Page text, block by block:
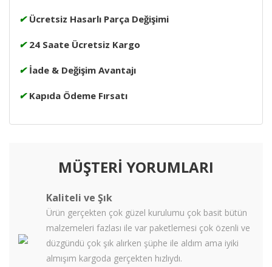
✔ Ücretsiz Hasarlı Parça Değişimi
✔ 24 Saate Ücretsiz Kargo
✔ İade & Değişim Avantajı
✔ Kapıda Ödeme Fırsatı
MÜŞTERİ YORUMLARI
Kaliteli ve Şık
Ürün gerçekten çok güzel kurulumu çok basit bütün
malzemeleri fazlası ile var paketlemesi çok özenli ve
düzgündü çok şık alırken şüphe ile aldım ama iyiki
almışım kargoda gerçekten hızlıydı.